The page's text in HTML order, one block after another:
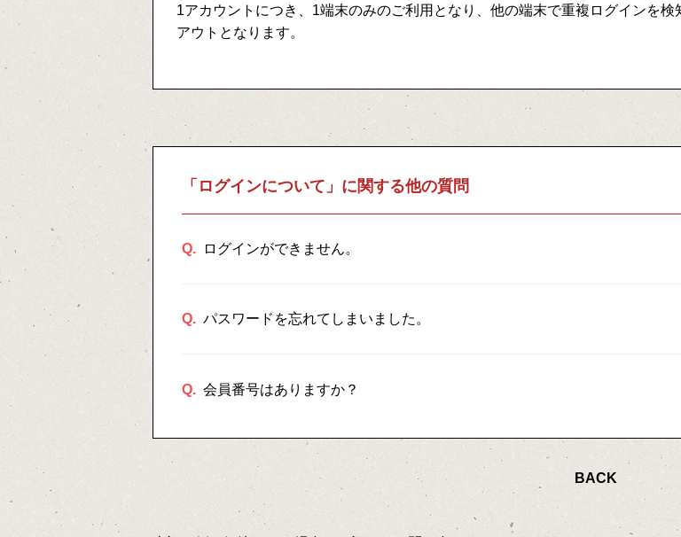
1アカウントにつき、1端末のみのご利用となり、他の端末で重複ログインを
アウトとなります。
「ログインについて」に関する他の質問
Q. ログインができません。
Q. パスワードを忘れてしまいました。
Q. 会員番号はありますか？
BACK